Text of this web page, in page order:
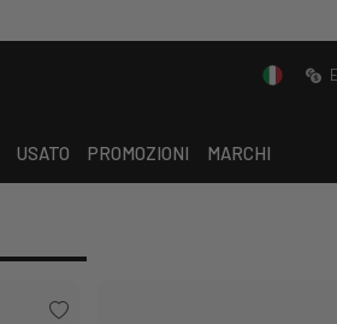
USATO PROMOZIONI MARCHI